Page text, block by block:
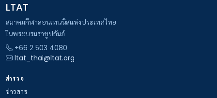
LTAT
สมาคมกีฬาลอนเทนนิสแห่งประเทศไทย
ในพระบรมราชูปถัมภ์
+66 2 503 4080
ltat_thai@ltat.org
สำรวจ
ข่าวสาร